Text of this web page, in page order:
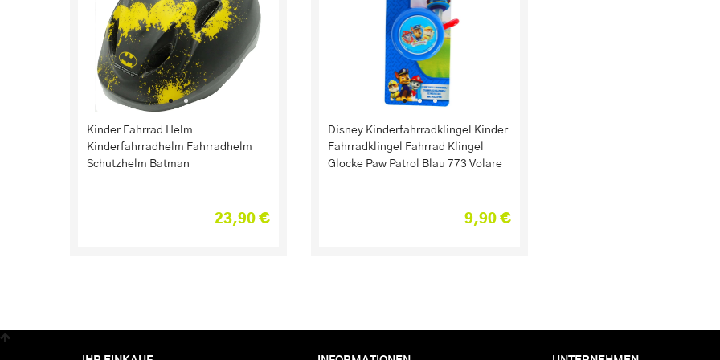
Kinder Fahrrad Helm
Kinderfahrradhelm Fahrradhelm
Schutzhelm Batman
23,90 €
Disney Kinderfahrradklingel Kinder
Fahrradklingel Fahrrad Klingel
Glocke Paw Patrol Blau 773 Volare
9,90 €